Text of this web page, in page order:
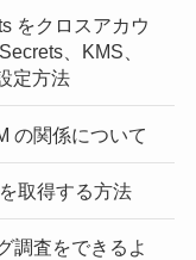
をクロスアカウ
、KMS、
定方法
の関係について
取得する方法
調査をできるよ